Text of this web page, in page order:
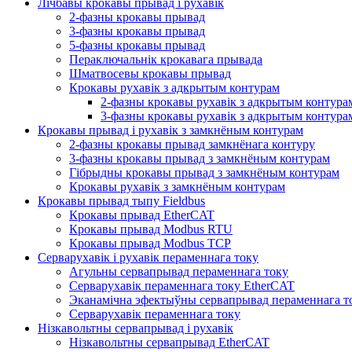
2-фазны крокавы прывад
3-фазны крокавы прывад
5-фазны крокавы прывад
Пераключальнік крокавага прывада
Шматвосевы крокавы прывад
Крокавы рухавік з адкрытым контурам
2-фазны крокавы рухавік з адкрытым
3-фазны крокавы рухавік з адкрытым
Крокавы прывад і рухавік з замкнёным контурам
2-фазны крокавы прывад замкнёнага контуру
3-фазны крокавы прывад з замкнёным контурам
Гібрыдны крокавы прывад з замкнёным контурам
Крокавы рухавік з замкнёным контурам
Крокавы прывад тыпу Fieldbus
Крокавы прывад EtherCAT
Крокавы прывад Modbus RTU
Крокавы прывад Modbus TCP
Серварухавік і рухавік пераменнага току
Агульны сервапрывад пераменнага току
Серварухавік пераменнага току EtherCAT
Эканамічна эфектыўны сервапрывад пераменнага
Серварухавік пераменнага току
Нізкавольтны сервапрывад і рухавік
Нізкавольтны сервапрывад EtherCAT